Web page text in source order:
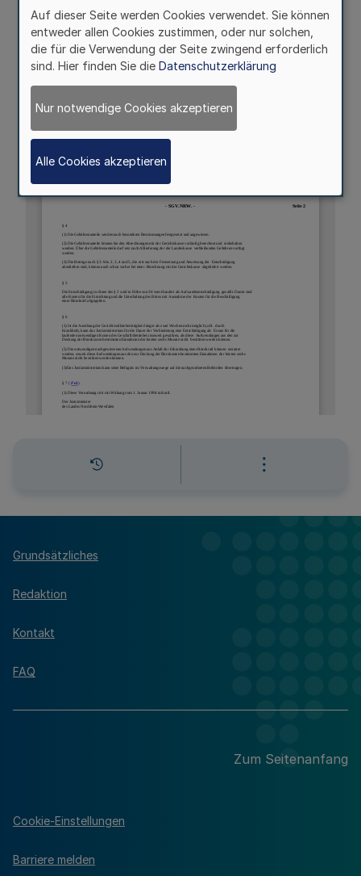
Grundsätzliches
Redaktion
Kontakt
FAQ
Zum Seitenanfang
Cookie-Einstellungen
Barriere melden
Auf dieser Seite werden Cookies verwendet. Sie können
entweder allen Cookies zustimmen, oder nur solchen,
die für die Verwendung der Seite zwingend erforderlich
sind. Hier finden Sie die Datenschutzerklärung
Nur notwendige Cookies akzeptieren
Alle Cookies akzeptieren